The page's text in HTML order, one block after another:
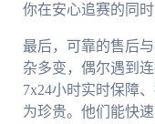
你在安心追赛的同
最后，可靠的售后
杂多变，偶尔遇到
7x24小时实时保障
为珍贵。他们能快